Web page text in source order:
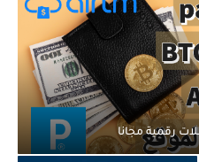
رقمية مجانا